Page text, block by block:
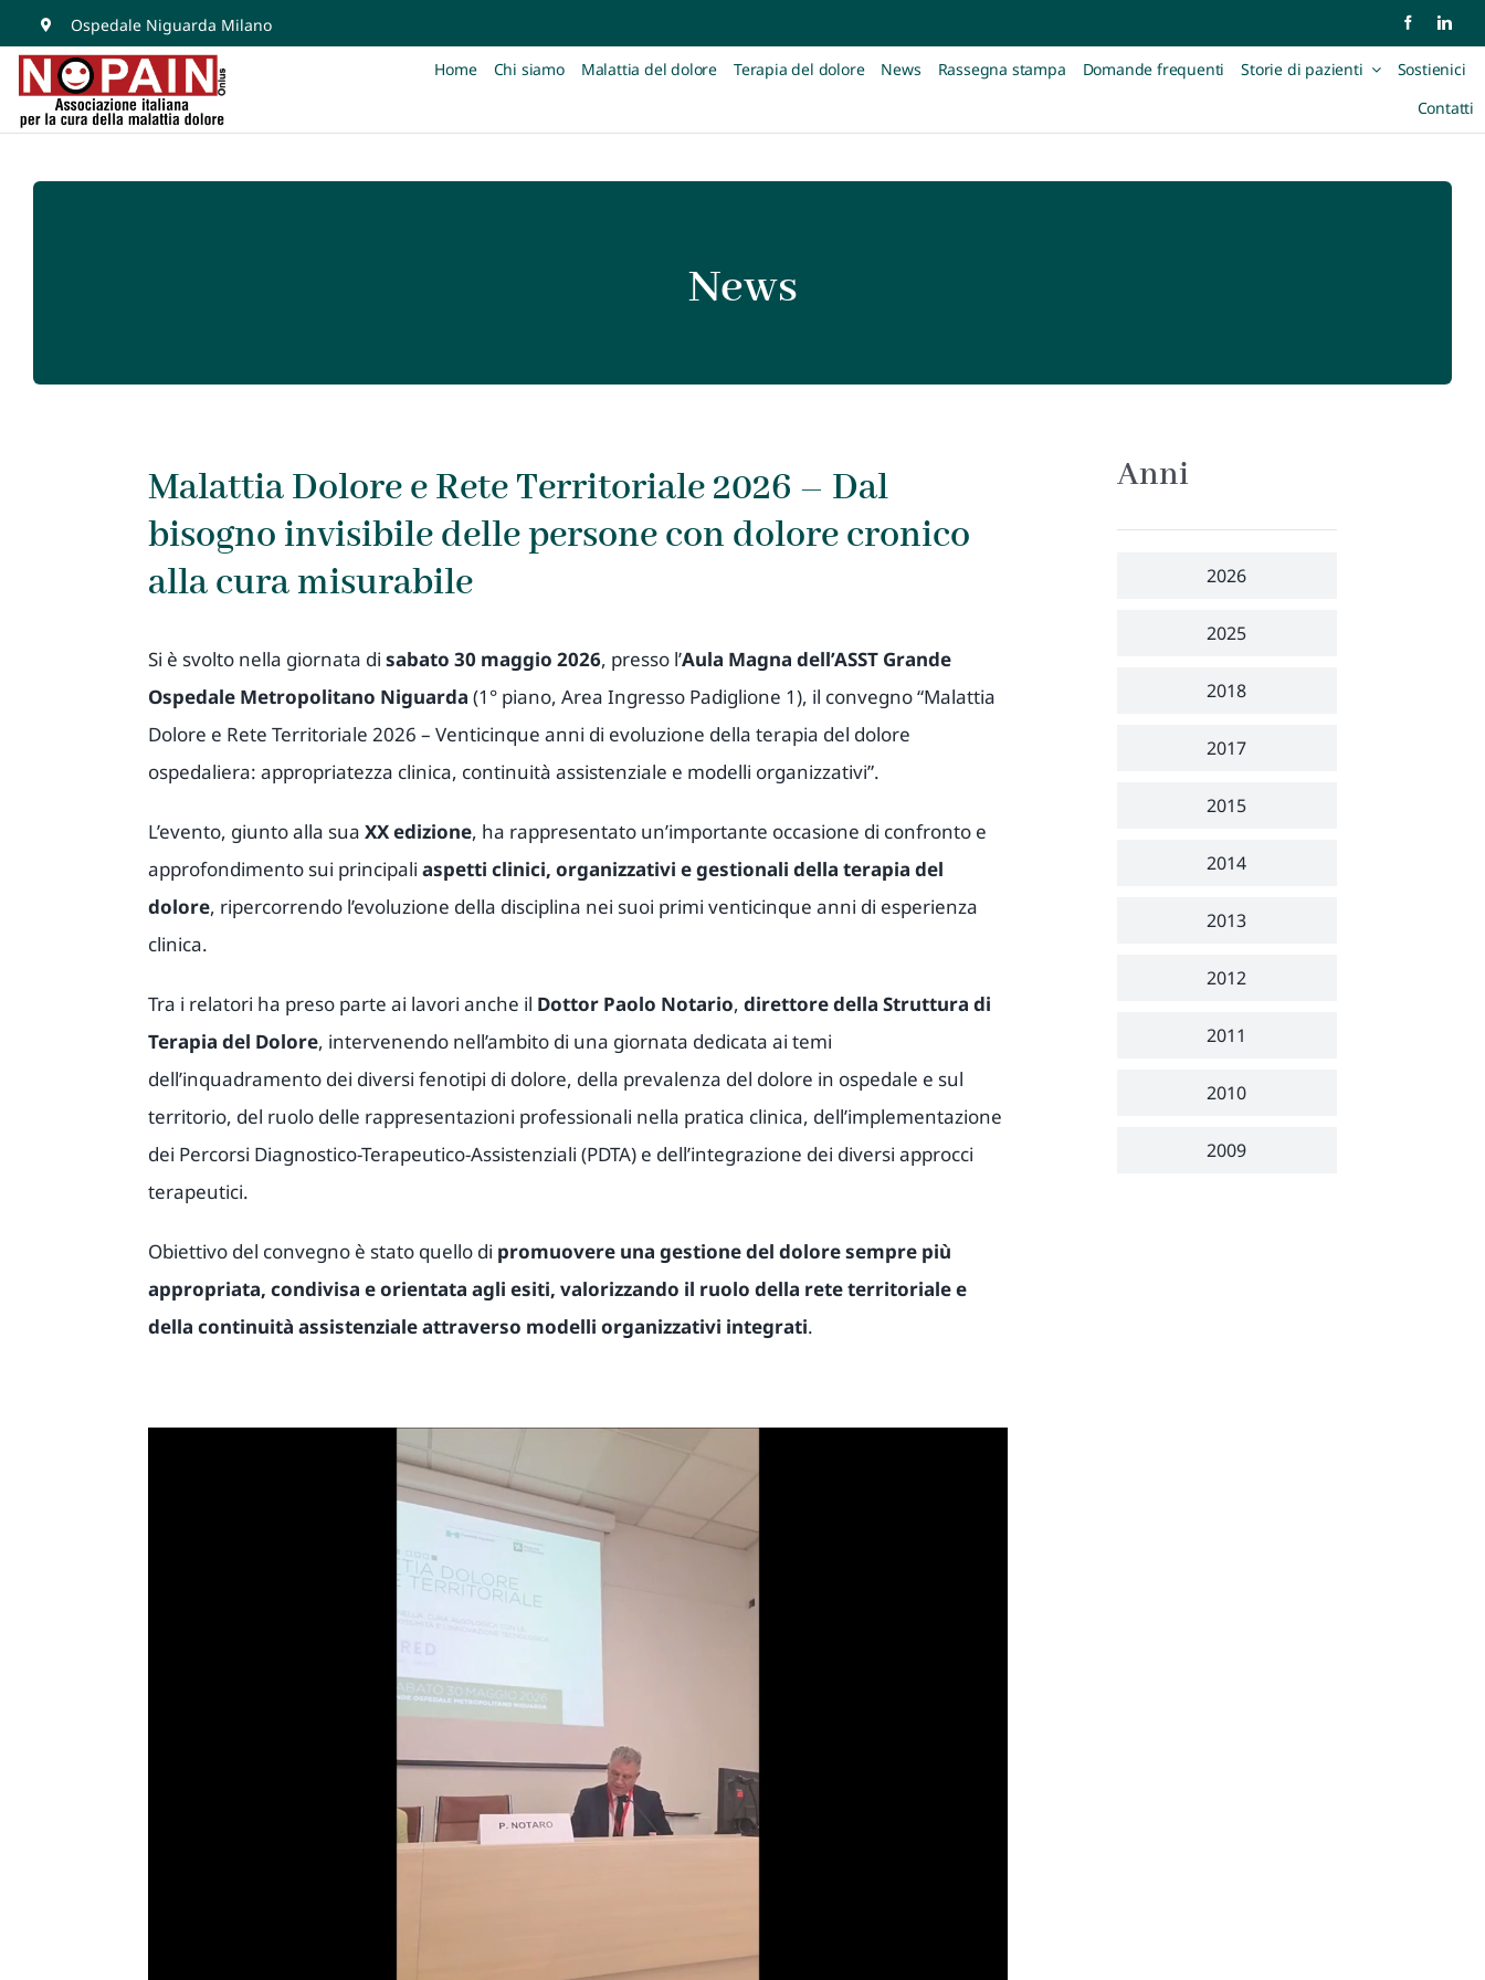
Salta
al
contenuto
Ospedale Niguarda Milano
Home Chi siamo Malattia del dolore Terapia del dolore News Rassegna stampa Domande frequenti Storie di pazienti
Sostienici
Contatti
News
Malattia Dolore e Rete Territoriale 2026 – Dal
bisogno invisibile delle persone con dolore cronico
alla cura misurabile
Si è svolto nella giornata disabato 30 maggio 2026, presso l’Aula Magna dell’ASST Grande
Ospedale Metropolitano Niguarda (1° piano, Area Ingresso Padiglione 1), il convegno “Malattia
Dolore e Rete Territoriale 2026 – Venticinque anni di evoluzione della terapia del dolore
ospedaliera: appropriatezza clinica, continuità assistenziale e modelli organizzativi”.
L’evento, giunto alla suaXX edizione, ha rappresentato un’importante occasione di confronto e
approfondimento sui principaliaspetti clinici, organizzativi e gestionali della terapia del
dolore, ripercorrendo l’evoluzione della disciplina nei suoi primi venticinque anni di esperienza
clinica.
Tra i relatori ha preso parte ai lavori anche il Dottor Paolo Notario,direttore della Struttura di
Terapia del Dolore, intervenendo nell’ambito di una giornata dedicata ai temi
dell’inquadramento dei diversi fenotipi di dolore, della prevalenza del dolore in ospedale e sul
territorio, del ruolo delle rappresentazioni professionali nella pratica clinica, dell’implementazione
dei Percorsi Diagnostico-Terapeutico-Assistenziali (PDTA) e dell’integrazione dei diversi approcci
terapeutici.
Obiettivo del convegno è stato quello di promuovere una gestione del dolore sempre più
appropriata, condivisa e orientata agli esiti, valorizzando il ruolo della rete territoriale e
della continuità assistenziale attraverso modelli organizzativi integrati.
Anni
2026
2025
2018
2017
2015
2014
2013
2012
2011
2010
2009